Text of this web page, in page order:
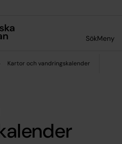
SökMeny
Kartor och vandringskalender